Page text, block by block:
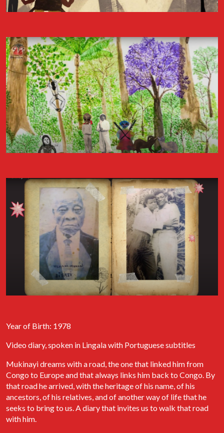
Year of Birth: 1978
Video diary, spoken in Lingala with Portuguese subtitles
Mukinayi dreams with a road, the one that linked him from
Congo to Europe and that always links him back to Congo. By
that road he arrived, with the heritage of his name, of his
ancestors, of his relatives, and of another way of life that he
seeks to bring to us. A diary that invites us to walk that road
with him.
Palha de Abrantes, a participar no evento Cais de Encontro, que
teve lugar no dia 20 de junho de 2023 no Centro Cultural Gil
Diários de Migrantes.
Livro "Diários de Mulheres Migrantes"
É com muito orgulho que partilhamos o resultado do trabalho de
dois anos de recolha de memórias, sob forma de diários, entre
migrantes que actualmente vivem em Lisboa. O livro “Diários de
Mulheres Migrantes” é composto por um conjunto de excertos
de diários de mulheres que participaram no projecto “Diários de
Migrantes”.
Ler livro
No dia 4 de abril de 2025, na Casa do Comum em Lisboa, o Arquivo
dos Diários celebra o seu 11º aniversário com um evento dedicado
à migração. Será apresentado o podcast "Diários de Migrantes",
realizado em 2024 para o jornal Expresso, baseado em alguns
diários produzidos no âmbito deste projecto do Arquivo. Estará
presente a autora, a jornalista Ana França. Haverá ainda a
projecção do filme "Bangla" (2019) de Phaim Bhuiyan, comédia
romântica sobre o amor atribulado entre um rapaz de ascendência
bengali e uma rapariga italiana. A entrada para o filme tem um
custo simbólico de 5 diários que reverte como donativo para a
associação Arquivo dos Diários.
Apoio: RISI FILM e Casa do Comum